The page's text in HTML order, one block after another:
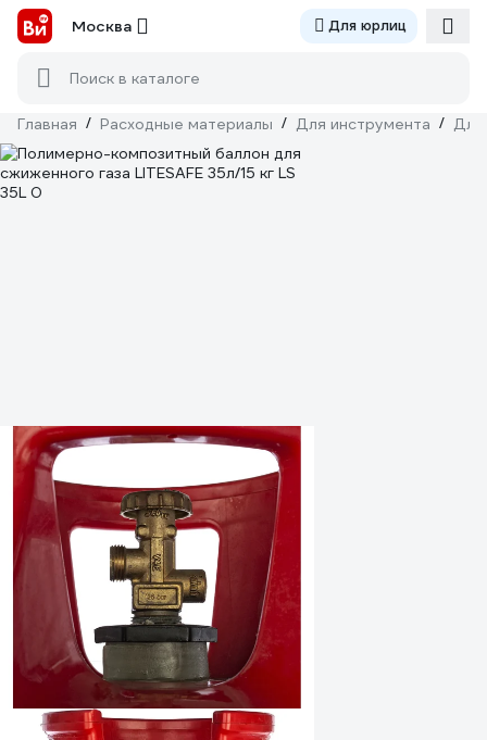
Москва Для юрлиц
Поиск в каталоге
Главная / Расходные материалы / Для инструмента / Для